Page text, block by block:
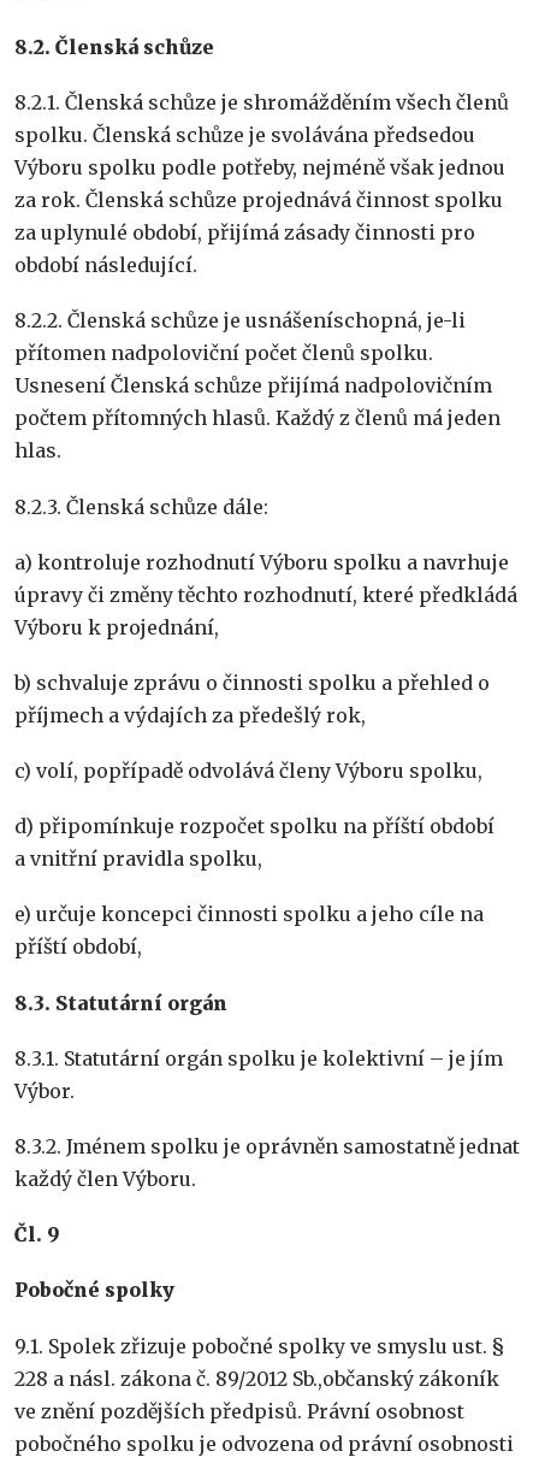
8.2. Členská schůze
8.2.1. Členská schůze je shromážděním všech členů
spolku. Členská schůze je svolávána předsedou
Výboru spolku podle potřeby, nejméně však jednou
za rok. Členská schůze projednává činnost spolku
za uplynulé období, přijímá zásady činnosti pro
období následující.
8.2.2. Členská schůze je usnášeníschopná, je-li
přítomen nadpoloviční počet členů spolku.
Usnesení Členská schůze přijímá nadpolovičním
počtem přítomných hlasů. Každý z členů má jeden
hlas.
8.2.3. Členská schůze dále:
a) kontroluje rozhodnutí Výboru spolku a navrhuje
úpravy či změny těchto rozhodnutí, které předkládá
Výboru k projednání,
b) schvaluje zprávu o činnosti spolku a přehled o
příjmech a výdajích za předešlý rok,
c) volí, popřípadě odvolává členy Výboru spolku,
d) připomínkuje rozpočet spolku na příští období
a vnitřní pravidla spolku,
e) určuje koncepci činnosti spolku a jeho cíle na
příští období,
8.3. Statutární orgán
8.3.1. Statutární orgán spolku je kolektivní – je jím
Výbor.
8.3.2. Jménem spolku je oprávněn samostatně jednat
každý člen Výboru.
Čl. 9
Pobočné spolky
9.1. Spolek zřizuje pobočné spolky ve smyslu ust. §
228 a násl. zákona č. 89/2012 Sb.,občanský zákoník
ve znění pozdějších předpisů. Právní osobnost
pobočného spolku je odvozena od právní osobnosti